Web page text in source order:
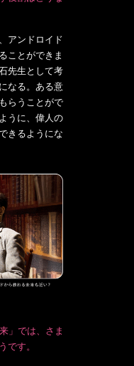
アンドロイド
ことができま
先生として考
なる。ある意
らうことがで
うに、偉人の
きるようにな
」では、さま
です。